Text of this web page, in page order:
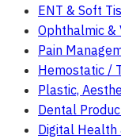
ENT & Soft
Ophthalmic &
Pain
Hemostatic /
Plastic,
Dental
Digital Health